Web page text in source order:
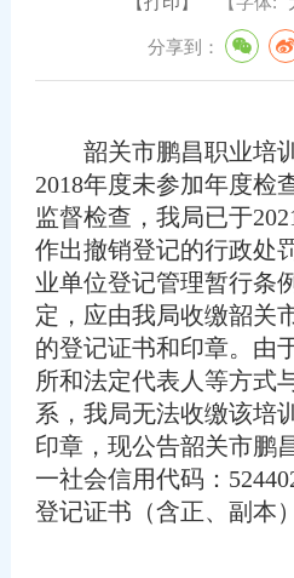
分享到：
韶关市鹏昌职业培训
2018年度未参加年度检
监督检查，我局已于
作出撤销登记的行政处
业单位登记管理暂行条
定，应由我局收缴韶关
的登记证书和印章。由
所和法定代表人等方式
系，我局无法收缴该培
印章，现公告韶关市鹏
一社会信用代码：
登记证书（含正、副本